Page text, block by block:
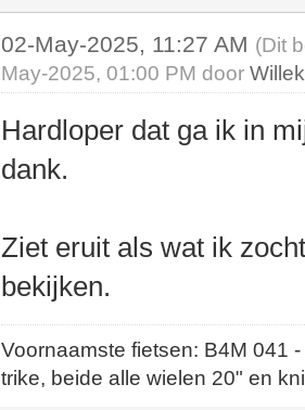
02-May-2025, 11:27 AM (Dit
May-2025, 01:00 PM door
Hardloper dat ga ik in
dank.
Ziet eruit als wat ik
bekijken.
Voornaamste fietsen: B4M
trike, beide alle wielen 20" en